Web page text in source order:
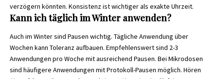
verzögern könnten. Konsistenz ist wichtiger als exakte Uhrzeit.
Kann ich täglich im Winter anwenden?
Auch im Winter sind Pausen wichtig. Tägliche Anwendung über
Wochen kann Toleranz aufbauen. Empfehlenswert sind 2-3
Anwendungen pro Woche mit ausreichend Pausen. Bei Mikrodosen
sind häufigere Anwendungen mit Protokoll-Pausen möglich. Hören